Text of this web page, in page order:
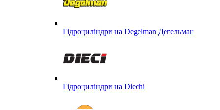
Гідроциліндри на Degelman Дегельман
Гідроциліндри на Diechi